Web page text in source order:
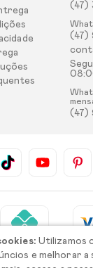
(47)
(47)
(47)
Utilizamos
e melhorar a